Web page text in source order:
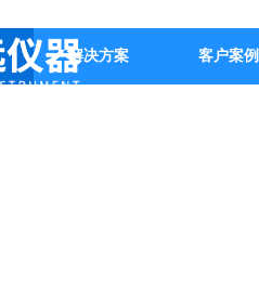
解决方案 客户案例